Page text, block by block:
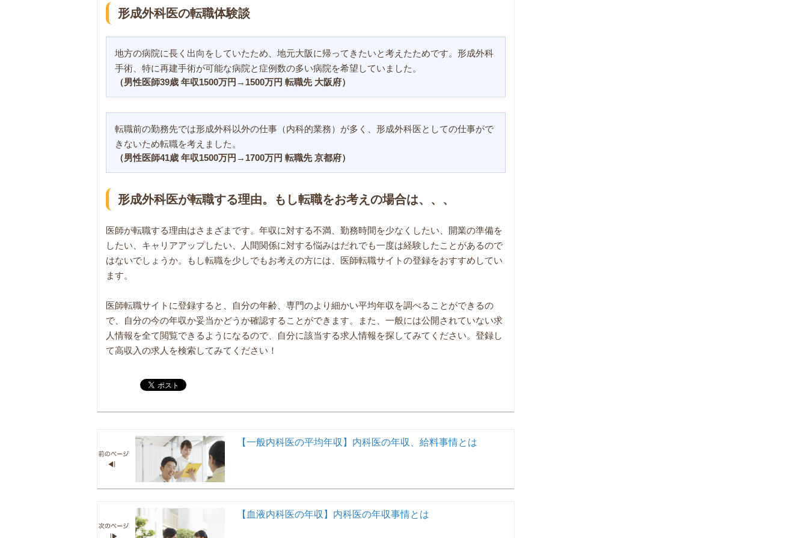
形成外科医の転職体験談
地方の病院に長く出向をしていたため、地元大阪に帰ってきたいと考えたためです。形成外科
手術、特に再建手術が可能な病院と症例数の多い病院を希望していました。
（男性医師39歳 年収1500万円→1500万円 転職先 大阪府）
転職前の勤務先では形成外科以外の仕事（内科的業務）が多く、形成外科医としての仕事がで
きないため転職を考えました。
（男性医師41歳 年収1500万円→1700万円 転職先 京都府）
形成外科医が転職する理由。もし転職をお考えの場合は、、、
医師が転職する理由はさまざまです。年収に対する不満、勤務時間を少なくしたい、開業の準備を
したい、キャリアアップしたい、人間関係に対する悩みはだれでも一度は経験したことがあるので
はないでしょうか。もし転職を少しでもお考えの方には、医師転職サイトの登録をおすすめしてい
ます。
医師転職サイトに登録すると、自分の年齢、専門のより細かい平均年収を調べることができるの
で、自分の今の年収か妥当かどうか確認することができます。また、一般には公開されていない求
人情報を全て閲覧できるようになるので、自分に該当する求人情報を探してみてください。登録し
て高収入の求人を検索してみてください！
【一般内科医の平均年収】内科医の年収、給料事情とは
【血液内科医の年収】内科医の年収事情とは